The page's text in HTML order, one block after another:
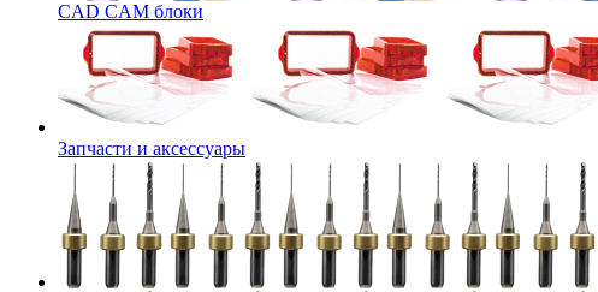
CAD CAM блоки
Запчасти и аксессуары